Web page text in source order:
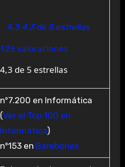
4,3 4,3 de 5 estrellas
129 valoraciones
4,3 de 5 estrellas
nº7.200 en Informática
(Ver el Top 100 en
Informática)
nº153 en Barebones